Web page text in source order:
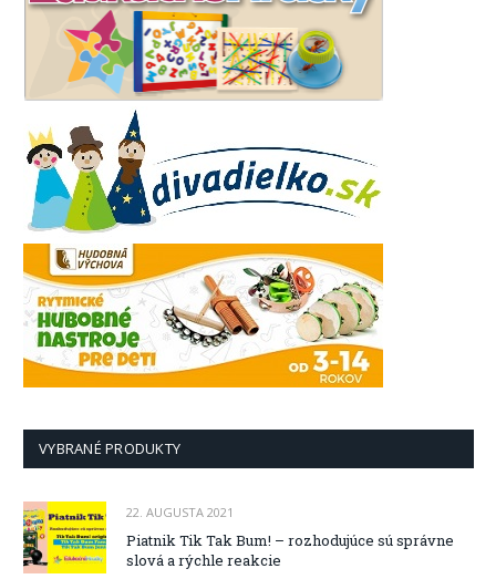
VYBRANÉ PRODUKTY
22. AUGUSTA 2021
Piatnik Tik Tak Bum! – rozhodujúce sú správne
slová a rýchle reakcie